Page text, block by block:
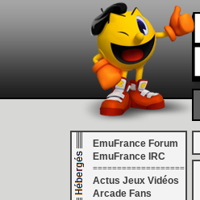
EmuFrance Forum
EmuFrance IRC
===================
Actus Jeux Vidéos
Arcade Fans